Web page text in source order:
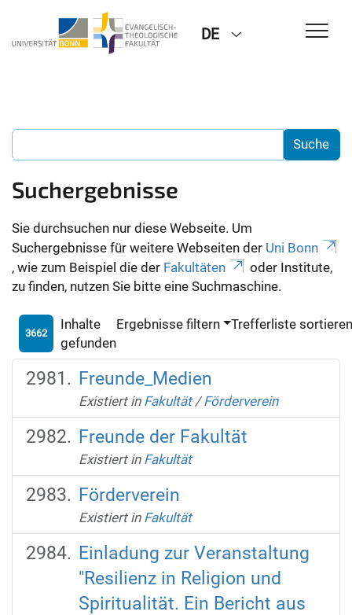
DE
Suchergebnisse
Sie durchsuchen nur diese Webseite. Um
Suchergebnisse für weitere Webseiten der Uni Bonn
, wie zum Beispiel die der Fakultäten
oder Institute,
zu finden, nutzen Sie bitte eine Suchmaschine.
3662
Inhalte
gefunden
Ergebnisse filtern Trefferliste
Freunde_Medien
Existiert in Fakultät /Förderverein
Freunde der Fakultät
Existiert in Fakultät
Förderverein
Existiert in Fakultät
Einladung zur Veranstaltung
"Resilienz in Religion und
Spiritualität. Ein Bericht aus